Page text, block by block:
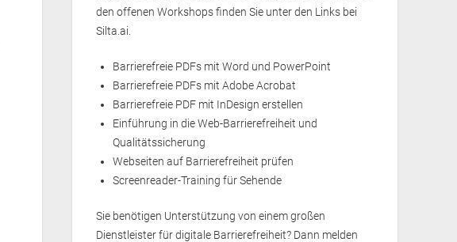
den offenen Workshops finden Sie unter den Links bei
Silta.ai.
Barrierefreie PDFs mit Word und PowerPoint
Barrierefreie PDFs mit Adobe Acrobat
Barrierefreie PDF mit InDesign erstellen
Einführung in die Web-Barrierefreiheit und
Qualitätssicherung
Webseiten auf Barrierefreiheit prüfen
Screenreader-Training für Sehende
Sie benötigen Unterstützung von einem großen
Dienstleister für digitale Barrierefreiheit? Dann melden